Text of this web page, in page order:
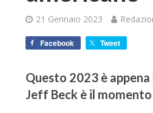
21 Gennaio 2023
Facebook Tweet
Questo 2023 è
Jeff Beck è il